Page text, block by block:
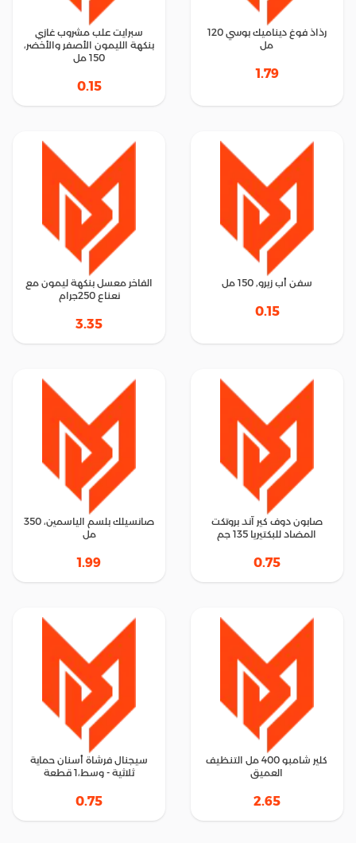
رذاذ فوغ ديناميك بوسي 120
مل
1.79
سبرايت علب مشروب غازي
بنكهة الليمون الأصفر والأخضر،
150 مل
0.15
سفن أب زيرو, 150 مل
0.15
الفاخر معسل بنكهة ليمون مع
نعناع 250جرام
3.35
صابون دوف كير آند بروتكت
المضاد للبكتيريا 135 جم
0.75
صانسيلك بلسم الياسمين، 350
مل
1.99
كلير شامبو 400 مل التنظيف
العميق
2.65
سيجنال فرشاة أسنان حماية
ثلاثية - وسط،1 قطعة
0.75